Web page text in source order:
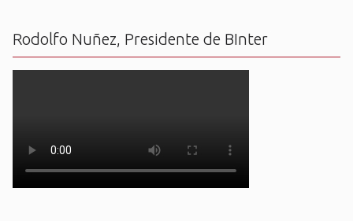
Rodolfo Nuñez, Presidente de BInter